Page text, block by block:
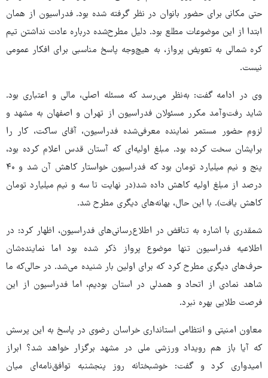
حتی مکانی برای حضور بانوان در نظر گرفته شده بود. فدراسیون از همان
ابتدا از این موضوعات مطلع بود. دلیل مطرح‌شده درباره عادت نداشتن تیم
کره شمالی به تعویض پرواز، به هیچ‌وجه پاسخ مناسبی برای افکار عمومی
نیست.
وی در ادامه گفت: به‌نظر می‌رسد که مسئله اصلی، مالی و اعتباری بود.
شاید رفت‌وآمد مکرر مسئولان فدراسیون از تهران و اصفهان به مشهد و
لزوم حضور مستمر نماینده معرفی‌شده فدراسیون، آقای ساکت، کار را
برایشان سخت کرده بود. مبلغ اولیه‌ای که آستان قدس اعلام کرده بود،
پنج و نیم میلیارد تومان بود که فدراسیون خواستار کاهش آن شد و ۴۰
درصد از مبلغ اولیه کاهش داده شد(در نهایت تا سه و نیم میلیارد تومان
کاهش یافت). با این حال، بهانه‌های دیگری مطرح شد.
شمقدری با اشاره به تناقض در اطلاع‌رسانی‌های فدراسیون، اظهار کرد: در
اطلاعیه فدراسیون تنها موضوع پرواز ذکر شده بود اما نماینده‌شان
حرف‌های دیگری مطرح کرد که برای اولین بار شنیده می‌شد. در حالی‌که ما
شاهد نمادی از اتحاد و همدلی در استان بودیم، اما فدراسیون از این
فرصت طلایی بهره نبرد.
معاون امنیتی و انتظامی استانداری خراسان رضوی در پاسخ به این پرسش
که آیا باز هم رویداد ورزشی ملی در مشهد برگزار خواهد شد؟ ابراز
امیدواری کرد و گفت: خوشبختانه روز پنجشنبه توافق‌نامه‌ای میان